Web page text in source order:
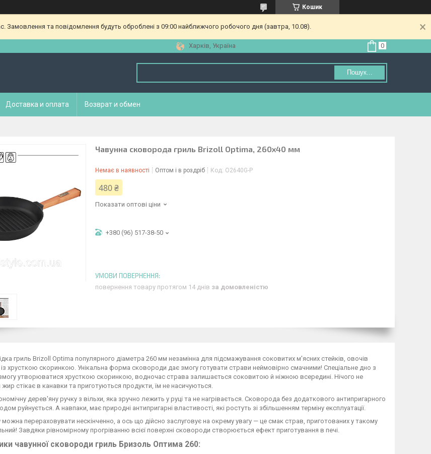
Кошик
Замовлення та повідомлення будуть оброблені з 09:00 найближчого робочого дня (завтра, 10.08).
Харків, Україна
Пошук...
Доставка и оплата Возврат и обмен
Чавунна сковорода гриль Brizoll Optima, 260х40 мм
Немає в наявності Оптом і в роздріб Код: O2640G-P
480 ₴
Показати оптові ціни
+380 (96) 517-38-50
повернення товару протягом 14 днів за домовленістю
гриль Brizoll Optima популярного діаметра 260 мм незамінна для підсмажування соковитих м'ясних стейків, овочів
хрусткою скоринкою. Унікальна форма сковороди дає змогу готувати страви неймовірно смачними! Спеціальне дно з
утворюватися хрусткою скоринкою, водночас страва залишається соковитою й ніжною всередині. Нічого не
жир стікає в канавки та приготуються продукти, їм не насичуються.
дерев'яну ручку з вільхи, яка зручно лежить у руці та не нагрівається. Сковорода без додаткового антипригарного
руйнується. А навпаки, має природні антипригарні властивості, які ростуть зі збільшенням терміну експлуатації.
можна перераховувати нескінченно, а ось що дійсно заслуговує на окрему увагу — це смак страв, приготованих у такому
Завдяки рівномірному прогріванню всієї поверхні сковороди створюється ефект приготування в печі.
чавунної сковороди гриль Бризоль Оптима 260: